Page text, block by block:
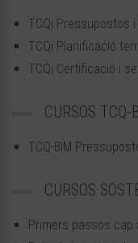
TCQi Pressupostos
TCQi Planificació
TCQi Certificació i
CURSOS TCQ-
TCQ-BIM
CURSOS
Primers passos cap